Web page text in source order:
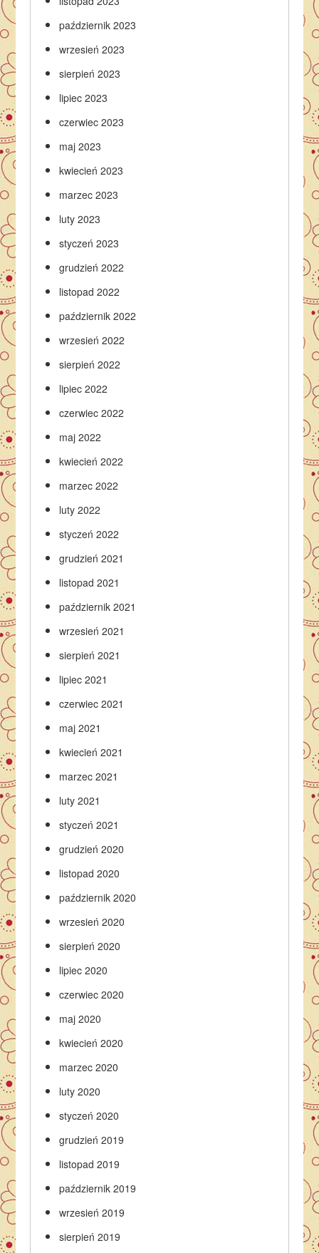
październik 2023
wrzesień 2023
sierpień 2023
lipiec 2023
czerwiec 2023
maj 2023
kwiecień 2023
marzec 2023
luty 2023
styczeń 2023
grudzień 2022
listopad 2022
październik 2022
wrzesień 2022
sierpień 2022
lipiec 2022
czerwiec 2022
maj 2022
kwiecień 2022
marzec 2022
luty 2022
styczeń 2022
grudzień 2021
listopad 2021
październik 2021
wrzesień 2021
sierpień 2021
lipiec 2021
czerwiec 2021
maj 2021
kwiecień 2021
marzec 2021
luty 2021
styczeń 2021
grudzień 2020
listopad 2020
październik 2020
wrzesień 2020
sierpień 2020
lipiec 2020
czerwiec 2020
maj 2020
kwiecień 2020
marzec 2020
luty 2020
styczeń 2020
grudzień 2019
listopad 2019
październik 2019
wrzesień 2019
sierpień 2019